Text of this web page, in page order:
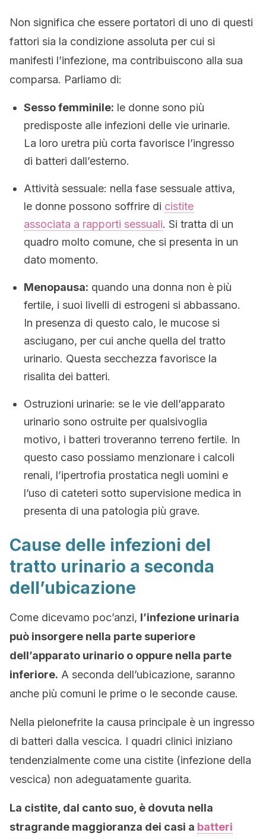
Non significa che essere portatori di uno di questi
fattori sia la condizione assoluta per cui si
manifesti l’infezione, ma contribuiscono alla sua
comparsa. Parliamo di:
Sesso femminile: le donne sono più
predisposte alle infezioni delle vie urinarie.
La loro uretra più corta favorisce l’ingresso
di batteri dall’esterno.
Attività sessuale: nella fase sessuale attiva,
le donne possono soffrire di cistite
associata a rapporti sessuali. Si tratta di un
quadro molto comune, che si presenta in un
dato momento.
Menopausa: quando una donna non è più
fertile, i suoi livelli di estrogeni si abbassano.
In presenza di questo calo, le mucose si
asciugano, per cui anche quella del tratto
urinario. Questa secchezza favorisce la
risalita dei batteri.
Ostruzioni urinarie: se le vie dell’apparato
urinario sono ostruite per qualsivoglia
motivo, i batteri troveranno terreno fertile. In
questo caso possiamo menzionare i calcoli
renali, l’ipertrofia prostatica negli uomini e
l’uso di cateteri sotto supervisione medica in
presenta di una patologia più grave.
Cause delle infezioni del
tratto urinario a seconda
dell’ubicazione
Come dicevamo poc’anzi, l’infezione urinaria
può insorgere nella parte superiore
dell’apparato urinario o oppure nella parte
inferiore. A seconda dell’ubicazione, saranno
anche più comuni le prime o le seconde cause.
Nella pielonefrite la causa principale è un ingresso
di batteri dalla vescica. I quadri clinici iniziano
tendenzialmente come una cistite (infezione della
vescica) non adeguatamente guarita.
La cistite, dal canto suo, è dovuta nella
stragrande maggioranza dei casi a batteri